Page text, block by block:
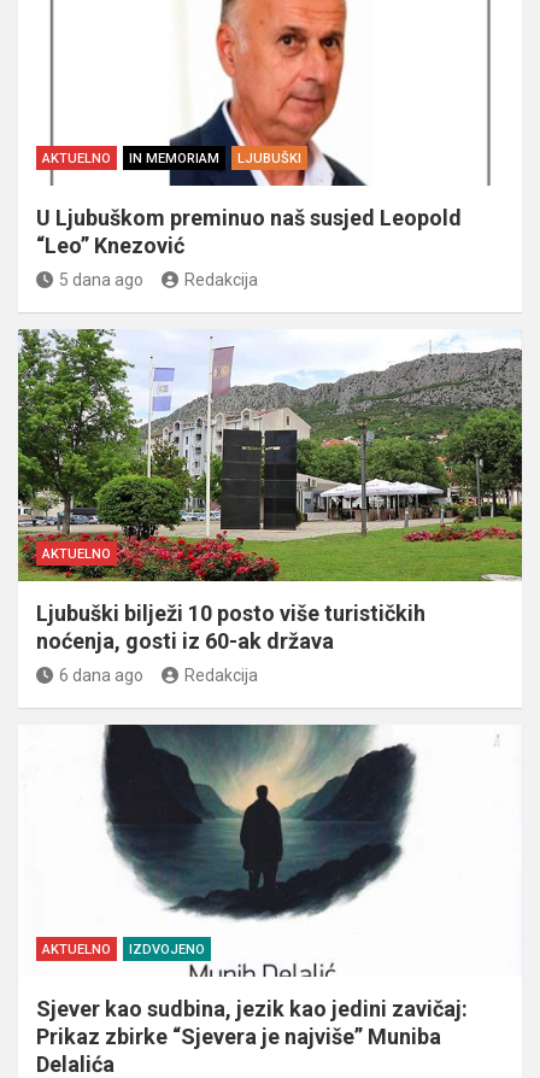
AKTUELNO IN MEMORIAM LJUBUŠKI
U Ljubuškom preminuo naš susjed Leopold
“Leo” Knezović
5 dana ago Redakcija
AKTUELNO
Ljubuški bilježi 10 posto više turističkih
noćenja, gosti iz 60-ak država
6 dana ago Redakcija
AKTUELNO IZDVOJENO
Sjever kao sudbina, jezik kao jedini zavičaj:
Prikaz zbirke “Sjevera je najviše” Muniba
Delalića